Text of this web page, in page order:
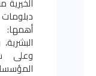
أهمها:
وعلى